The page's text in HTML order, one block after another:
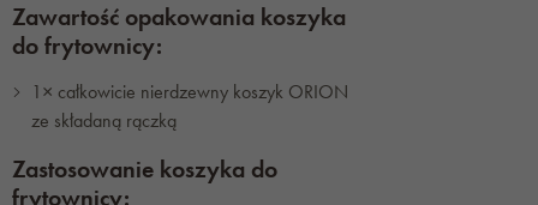
Zawartość opakowania koszyka
do frytownicy:
1× całkowicie nierdzewny koszyk ORION
ze składaną rączką
Zastosowanie koszyka do
frytownicy: